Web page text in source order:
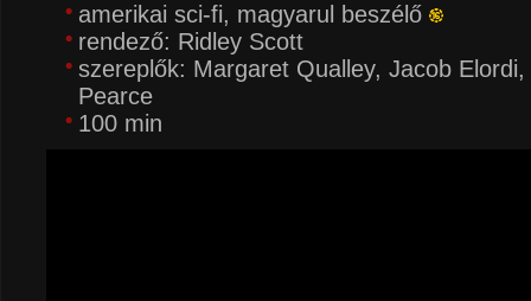
amerikai sci-fi, magyarul beszélő
rendező: Ridley Scott
szereplők: Margaret Qualley, Jacob
Pearce
100 min